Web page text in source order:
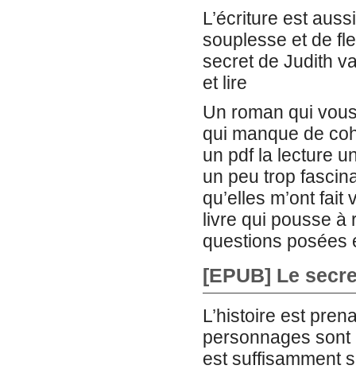
L’écriture est
souplesse et de
secret de Judith
et lire
Un roman qui
qui manque de
un pdf la lecture
un peu trop
qu’elles m’ont
livre qui pousse à
questions posées
[EPUB] Le
L’histoire est
personnages sont
est suffisamment